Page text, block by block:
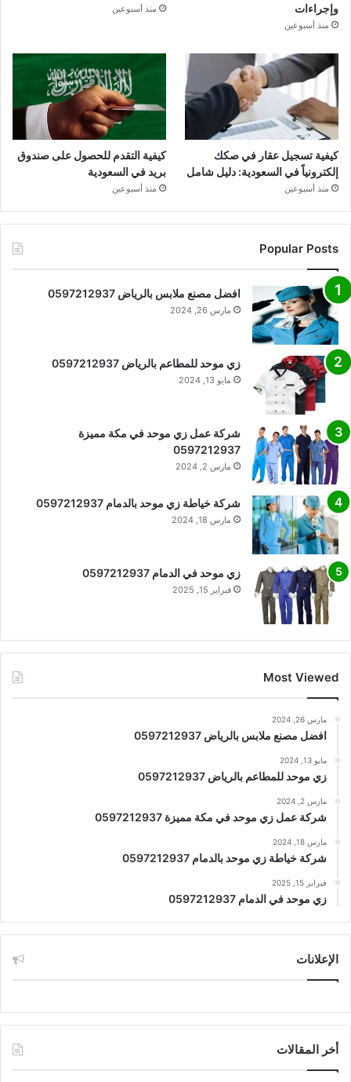
وإجراءات
منذ أسبوعين
منذ أسبوعين
كيفية تسجيل عقار في صكك
إلكترونياً في السعودية: دليل شامل
منذ أسبوعين
كيفية التقدم للحصول على صندوق
بريد في السعودية
منذ أسبوعين
Popular Posts
افضل مصنع ملابس بالرياض 0597212937
مارس 26, 2024
زي موحد للمطاعم بالرياض 0597212937
مايو 13, 2024
شركة عمل زي موحد في مكة مميزة
0597212937
مارس 2, 2024
شركة خياطة زي موحد بالدمام 0597212937
مارس 18, 2024
زي موحد في الدمام 0597212937
فبراير 15, 2025
Most Viewed
مارس 26, 2024
افضل مصنع ملابس بالرياض 0597212937
مايو 13, 2024
زي موحد للمطاعم بالرياض 0597212937
مارس 2, 2024
شركة عمل زي موحد في مكة مميزة 0597212937
مارس 18, 2024
شركة خياطة زي موحد بالدمام 0597212937
فبراير 15, 2025
زي موحد في الدمام 0597212937
الإعلانات
أخر المقالات